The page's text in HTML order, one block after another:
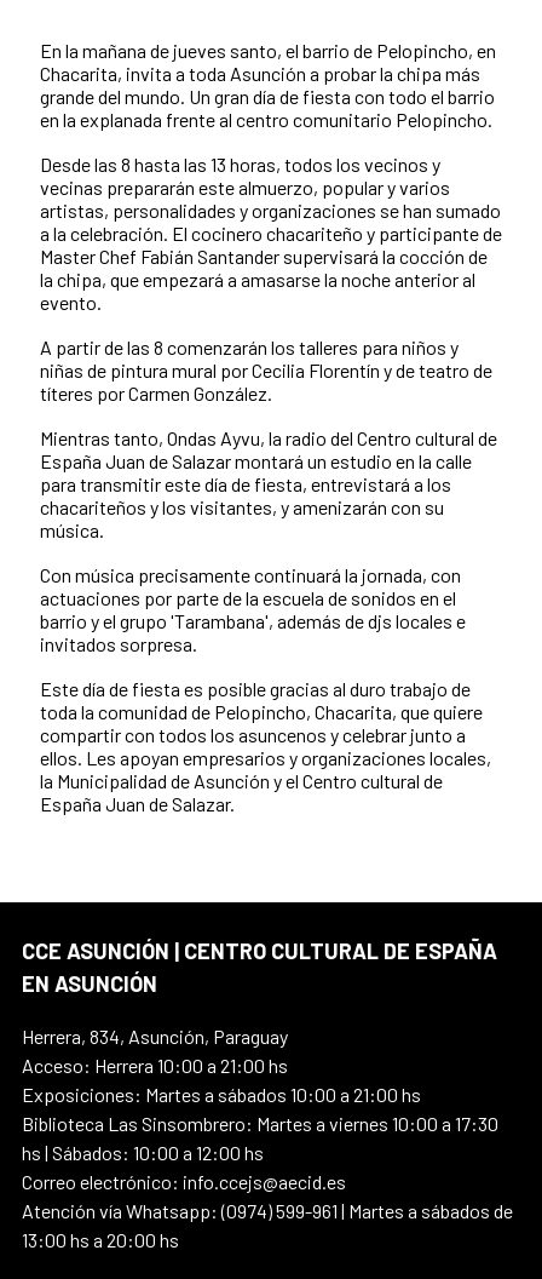
En la mañana de jueves santo, el barrio de Pelopincho, en
Chacarita, invita a toda Asunción a probar la chipa más
grande del mundo. Un gran día de fiesta con todo el barrio
en la explanada frente al centro comunitario Pelopincho.
Desde las 8 hasta las 13 horas, todos los vecinos y
vecinas prepararán este almuerzo, popular y varios
artistas, personalidades y organizaciones se han sumado
a la celebración. El cocinero chacariteño y participante de
Master Chef Fabián Santander supervisará la cocción de
la chipa, que empezará a amasarse la noche anterior al
evento.
A partir de las 8 comenzarán los talleres para niños y
niñas de pintura mural por Cecilia Florentín y de teatro de
títeres por Carmen González.
Mientras tanto, Ondas Ayvu, la radio del Centro cultural de
España Juan de Salazar montará un estudio en la calle
para transmitir este día de fiesta, entrevistará a los
chacariteños y los visitantes, y amenizarán con su
música.
Con música precisamente continuará la jornada, con
actuaciones por parte de la escuela de sonidos en el
barrio y el grupo 'Tarambana', además de djs locales e
invitados sorpresa.
Este día de fiesta es posible gracias al duro trabajo de
toda la comunidad de Pelopincho, Chacarita, que quiere
compartir con todos los asuncenos y celebrar junto a
ellos. Les apoyan empresarios y organizaciones locales,
la Municipalidad de Asunción y el Centro cultural de
España Juan de Salazar.
CCE ASUNCIÓN | CENTRO CULTURAL DE ESPAÑA
EN ASUNCIÓN
Herrera, 834, Asunción, Paraguay
Acceso: Herrera 10:00 a 21:00 hs
Exposiciones: Martes a sábados 10:00 a 21:00 hs
Biblioteca Las Sinsombrero: Martes a viernes 10:00 a 17:30
hs | Sábados: 10:00 a 12:00 hs
Correo electrónico: info.ccejs@aecid.es
Atención vía Whatsapp: (0974) 599-961 | Martes a sábados de
13:00 hs a 20:00 hs